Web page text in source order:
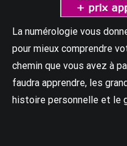
La numérologie vous
pour mieux comprendre
chemin que vous avez à
faudra apprendre, les
histoire personnelle et le